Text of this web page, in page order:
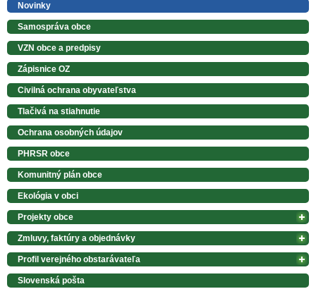
Novinky
Samospráva obce
VZN obce a predpisy
Zápisnice OZ
Civilná ochrana obyvateľstva
Tlačivá na stiahnutie
Ochrana osobných údajov
PHRSR obce
Komunitný plán obce
Ekológia v obci
Projekty obce
Zmluvy, faktúry a objednávky
Profil verejného obstarávateľa
Slovenská pošta